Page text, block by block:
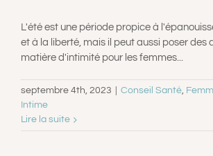
CONTACT
PANIER
L'été est une période propice à
et à la liberté, mais il peut aussi poser des
matière d'intimité pour les femmes...
septembre 4th, 2023 Conseil Santé,
Intime
Lire la suite